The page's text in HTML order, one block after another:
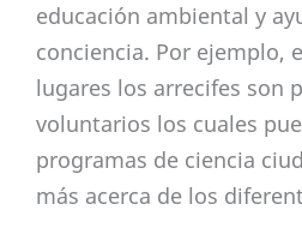
educación ambiental y
conciencia. Por ejemplo,
lugares los arrecifes son
voluntarios los cuales
programas de ciencia
más acerca de los